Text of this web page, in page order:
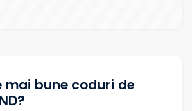
mai bune coduri de